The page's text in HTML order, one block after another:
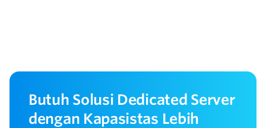
Butuh Solusi Dedicated Server
dengan Kapasistas Lebih